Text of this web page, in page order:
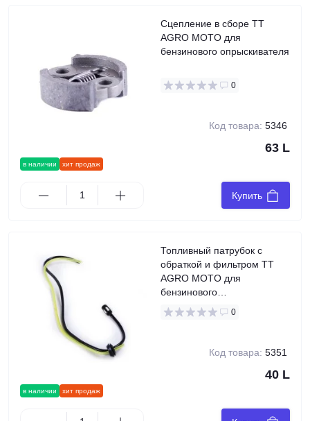
в наличии хит продаж
Сцепление в сборе TT
AGRO MOTO для
бензинового опрыскивателя
0
Код товара: 5346
63 L
Купить
в наличии хит продаж
Топливный патрубок с
обраткой и фильтром TT
AGRO MOTO для
бензинового
опрыскивателя, L-600 мм
0
Код товара: 5351
40 L